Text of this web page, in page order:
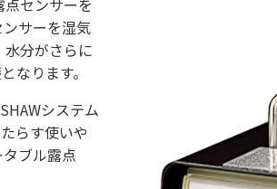
センサーを
サーを湿気
分がさらに
なります。
システム
らす使いや
ブル露点